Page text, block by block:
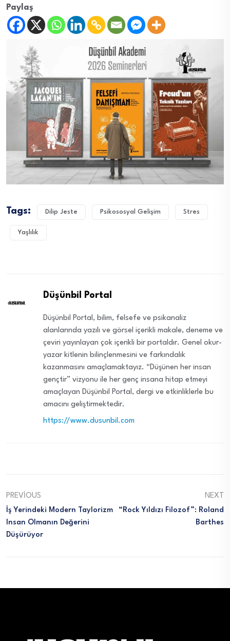
Paylaş
Tags: Dilip Jeste Psikososyal Gelişim Stres
Yaşlılık
Düşünbil Portal
Düşünbil Portal, bilim, felsefe ve psikanaliz
alanlarında yazılı ve görsel içerikli makale, deneme ve
çeviri yayınlayan çok içerikli bir portaldır. Genel okur-
yazar kitlenin bilinçlenmesini ve farkındalık
kazanmasını amaçlamaktayız. “Düşünen her insan
gençtir” vizyonu ile her genç insana hitap etmeyi
amaçlayan Düşünbil Portal, dergi ve etkinliklerle bu
amacını geliştirmektedir.
https://www.dusunbil.com
PREVIOUS
İş Yerindeki Modern Taylorizm
Insan Olmanın Değerini
Düşürüyor
NEXT
“Rock Yıldızı Filozof”: Roland
Barthes